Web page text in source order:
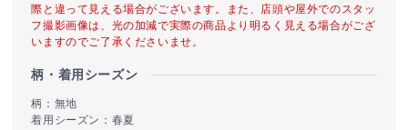
際と違って見える場合がございます。また、店頭や屋外でのスタッ
フ撮影画像は、光の加減で実際の商品より明るく見える場合がござ
いますのでご了承くださいませ。
柄・着用シーズン
柄：無地
着用シーズン：春夏